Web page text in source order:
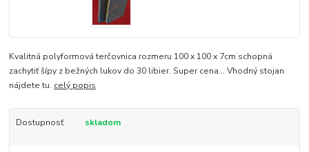
Kvalitná polyformová terčovnica rozmeru 100 x 100 x 7cm schopná
zachytiť šípy z bežných lukov do 30 libier. Super cena... Vhodný stojan
nájdete tu. celý popis
Dostupnosť skladom